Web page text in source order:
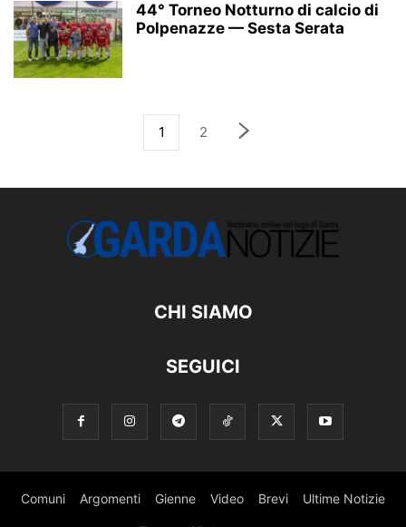
44° Torneo Notturno di calcio di
Polpenazze — Sesta Serata
1 2
CHI SIAMO
SEGUICI
Comuni Argomenti Gienne Video Brevi Ultime Notizie